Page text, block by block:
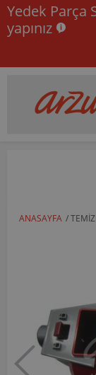
Yedek Parça
yapınız
ANASAYFA /